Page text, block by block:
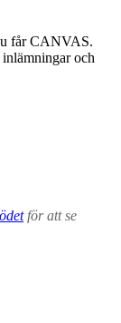
får CANVAS.
och
för att se